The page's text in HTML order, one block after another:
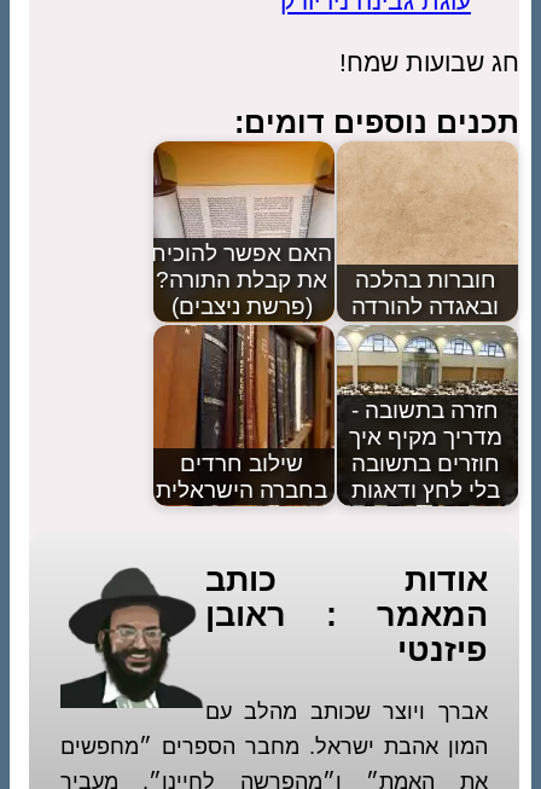
חג שבועות שמח!
תכנים נוספים דומים:
חוברות בהלכה
ובאגדה להורדה
האם אפשר להוכיח
את קבלת התורה?
(פרשת ניצבים)
חזרה בתשובה -
מדריך מקיף איך
חוזרים בתשובה
בלי לחץ ודאגות
שילוב חרדים
בחברה הישראלית
אודות כותב
המאמר : ראובן
פיזנטי
אברך ויוצר שכותב מהלב עם
המון אהבת ישראל. מחבר הספרים ״מחפשים
את האמת״ ו״מהפרשה לחיינו״. מעביר